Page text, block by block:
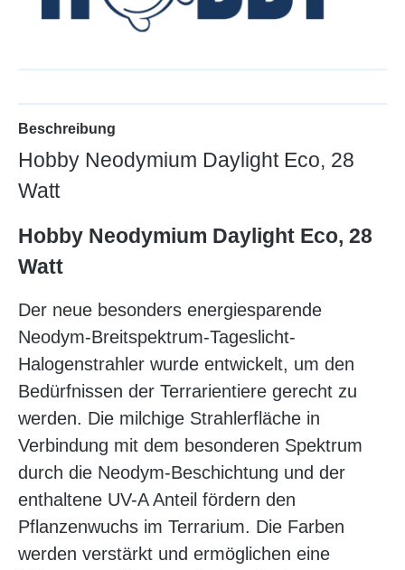
Beschreibung
Hobby Neodymium Daylight Eco, 28
Watt
Hobby Neodymium Daylight Eco, 28
Watt
Der neue besonders energiesparende
Neodym-Breitspektrum-Tageslicht-
Halogenstrahler wurde entwickelt, um den
Bedürfnissen der Terrarientiere gerecht zu
werden. Die milchige Strahlerfläche in
Verbindung mit dem besonderen Spektrum
durch die Neodym-Beschichtung und der
enthaltene UV-A Anteil fördern den
Pflanzenwuchs im Terrarium. Die Farben
werden verstärkt und ermöglichen eine